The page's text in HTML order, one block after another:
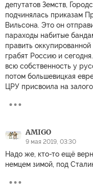
депутатов Земств,
подчинялась приказам
Вильсона. Это он
параходы набитые
править
грабят Россию и
всю собственность у
потом большевицкая
ЦРУ присвоила на
AMIGO
9 мая 2019, 03:30
Надо же, кто-то ещё
немцем зимой, под